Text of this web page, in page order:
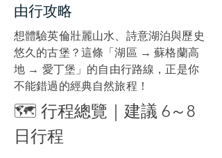
由行攻略
想體驗英倫壯麗山水、詩意湖泊與歷史
悠久的古堡？這條「湖區 → 蘇格蘭高
地 → 愛丁堡」的自由行路線，正是你
不能錯過的經典自然旅程！
🗺️ 行程總覽｜建議 6～8
日行程